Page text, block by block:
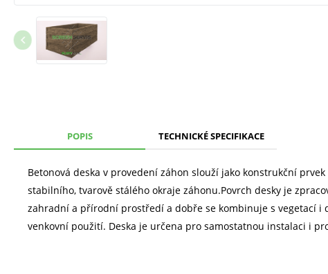
POPIS TECHNICKÉ SPECIFIKACE
Betonová deska v provedení záhon slouží jako konstrukční
stabilního, tvarově stálého okraje záhonu.Povrch desky je
zahradní a přírodní prostředí a dobře se kombinuje s vegetací i
venkovní použití. Deska je určena pro samostatnou instalaci i